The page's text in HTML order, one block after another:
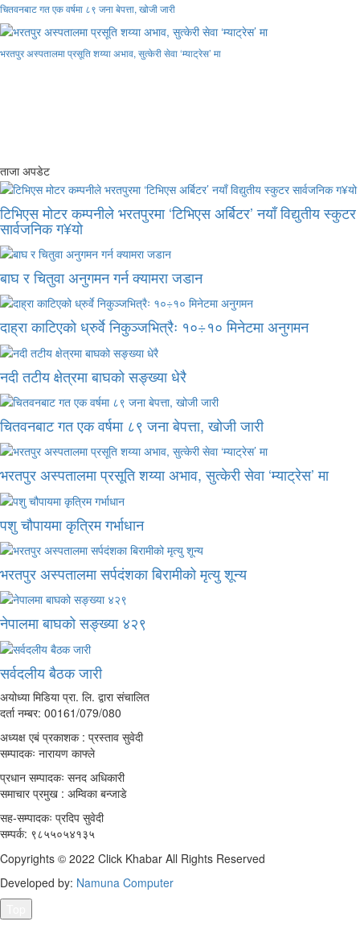
चितवनबाट गत एक वर्षमा ८९ जना बेपत्ता, खोजी जारी
भरतपुर अस्पतालमा प्रसूति शय्या अभाव, सुत्केरी सेवा ‘म्याट्रेस’ मा
ताजा अपडेट
टिभिएस मोटर कम्पनीले भरतपुरमा ‘टिभिएस अर्बिटर’ नयाँ विद्युतीय स्कुटर
सार्वजनिक ग¥यो
बाघ र चितुवा अनुगमन गर्न क्यामरा जडान
दाह्रा काटिएको ध्रुर्वे निकुञ्जभित्रैः १०÷१० मिनेटमा अनुगमन
नदी तटीय क्षेत्रमा बाघको सङ्ख्या धेरै
चितवनबाट गत एक वर्षमा ८९ जना बेपत्ता, खोजी जारी
भरतपुर अस्पतालमा प्रसूति शय्या अभाव, सुत्केरी सेवा ‘म्याट्रेस’ मा
पशु चौपायमा कृत्रिम गर्भाधान
भरतपुर अस्पतालमा सर्पदंशका बिरामीको मृत्यु शून्य
नेपालमा बाघको सङ्ख्या ४२९
सर्वदलीय बैठक जारी
अयोध्या मिडिया प्रा. लि. द्वारा संचालित
दर्ता नम्बर: 00161/079/080
अध्यक्ष एबं प्रकाशक : प्रस्ताव सुवेदी
सम्पादकः नारायण काफ्ले
प्रधान सम्पादकः सनद अधिकारी
समाचार प्रमुख : अम्विका बन्जाडे
सह-सम्पादकः प्रदिप सुवेदी
सम्पर्क: ९८५५०५४१३५
Copyrights © 2022 Click Khabar All Rights Reserved
Developed by: Namuna Computer